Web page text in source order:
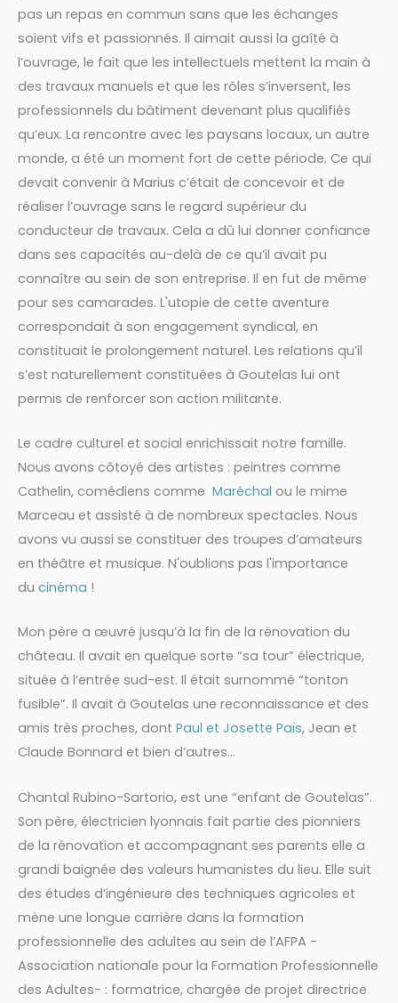
pas un repas en commun sans que les échanges
soient vifs et passionnés. Il aimait aussi la gaîté à
l’ouvrage, le fait que les intellectuels mettent la main à
des travaux manuels et que les rôles s’inversent, les
professionnels du bâtiment devenant plus qualifiés
qu’eux. La rencontre avec les paysans locaux, un autre
monde, a été un moment fort de cette période. Ce qui
devait convenir à Marius c’était de concevoir et de
réaliser l’ouvrage sans le regard supérieur du
conducteur de travaux. Cela a dû lui donner confiance
dans ses capacités au-delà de ce qu’il avait pu
connaître au sein de son entreprise. Il en fut de même
pour ses camarades. L'utopie de cette aventure
correspondait à son engagement syndical, en
constituait le prolongement naturel. Les relations qu’il
s’est naturellement constituées à Goutelas lui ont
permis de renforcer son action militante.
Le cadre culturel et social enrichissait notre famille.
Nous avons côtoyé des artistes : peintres comme
Cathelin, comédiens comme Maréchal ou le mime
Marceau et assisté à de nombreux spectacles. Nous
avons vu aussi se constituer des troupes d’amateurs
en théâtre et musique. N'oublions pas l'importance
du cinéma !
Mon père a œuvré jusqu’à la fin de la rénovation du
château. Il avait en quelque sorte “sa tour” électrique,
située à l’entrée sud-est. Il était surnommé “tonton
fusible”. Il avait à Goutelas une reconnaissance et des
amis très proches, dont Paul et Josette Païs, Jean et
Claude Bonnard et bien d’autres...
Chantal Rubino-Sartorio, est une “enfant de Goutelas”.
Son père, électricien lyonnais fait partie des pionniers
de la rénovation et accompagnant ses parents elle a
grandi baignée des valeurs humanistes du lieu. Elle suit
des études d’ingénieure des techniques agricoles et
mène une longue carrière dans la formation
professionnelle des adultes au sein de l’AFPA -
Association nationale pour la Formation Professionnelle
des Adultes- : formatrice, chargée de projet directrice